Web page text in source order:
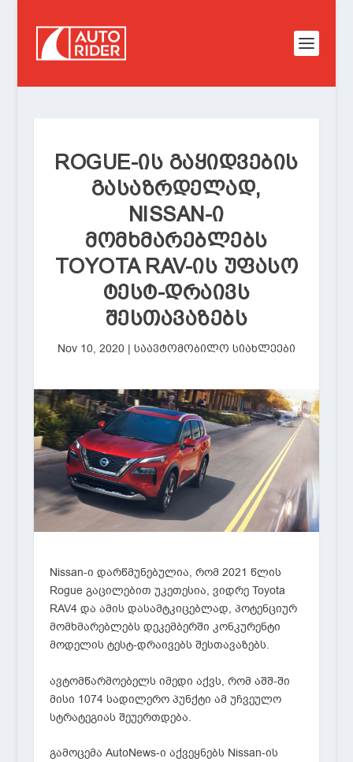
ROGUE-ᲘᲡ ᲒᲐᲧᲘᲓᲕᲔᲑᲘᲡ
ᲒᲐᲡᲐᲖᲠᲓᲔᲚᲐᲓ,
NISSAN-Ი
ᲛᲝᲛᲮᲛᲐᲠᲔᲑᲚᲔᲑᲡ
TOYOTA RAV-ᲘᲡ ᲣᲤᲐᲡᲝ
ᲢᲔᲡᲢ-ᲓᲠᲐᲘᲕᲡ
ᲨᲔᲡᲗᲐᲕᲐᲖᲔᲑᲡ
Nov 10, 2020 | საავტომობილო სიახლეები
Nissan-ი დარწმუნებულია, რომ 2021 წლის
Rogue გაცილებით უკეთესია, ვიდრე Toyota
RAV4 და ამის დასამტკიცებლად, პოტენციურ
მომხმარებლებს დეკემბერში კონკურენტი
მოდელის ტესტ-დრაივებს შესთავაზებს.
ავტომწარმოებელს იმედი აქვს, რომ აშშ-ში
მისი 1074 სადილერო პუნქტი ამ უჩვეულო
სტრატეგიას შეუერთდება.
გამოცემა AutoNews-ი აქვეყნებს Nissan-ის